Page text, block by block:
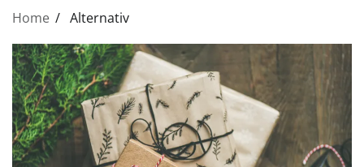
Home Alternativ